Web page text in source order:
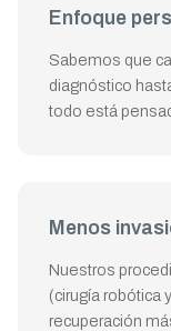
Enfoque
Sabemos que
diagnóstico
todo está
Menos
Nuestros
(cirugía robótica
recuperación